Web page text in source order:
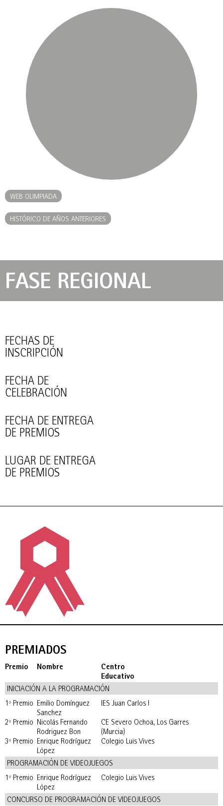
WEB OLIMPIADA
HISTÓRICO DE AÑOS ANTERIORES
FASE REGIONAL
FECHAS DE
INSCRIPCIÓN
FECHA DE
CELEBRACIÓN
FECHA DE ENTREGA
DE PREMIOS
LUGAR DE ENTREGA
DE PREMIOS
PREMIADOS
Premio Nombre
Centro
Educativo
INICIACIÓN A LA PROGRAMACIÓN
1º Premio Emilio Domínguez
Sanchez
IES Juan Carlos I
2º Premio Nicolás Fernando
Rodriguez Bon
CE Severo Ochoa, Los Garres
(Murcia)
3º Premio Enrique Rodríguez
López
Colegio Luis Vives
PROGRAMACIÓN DE VIDEOJUEGOS
1º Premio Enrique Rodríguez
López
Colegio Luis Vives
CONCURSO DE PROGRAMACIÓN DE VIDEOJUEGOS